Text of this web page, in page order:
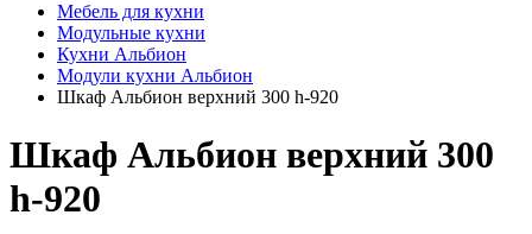
Мебель для кухни
Модульные кухни
Кухни Альбион
Модули кухни Альбион
Шкаф Альбион верхний 300 h-920
Шкаф Альбион верхний 300
h-920